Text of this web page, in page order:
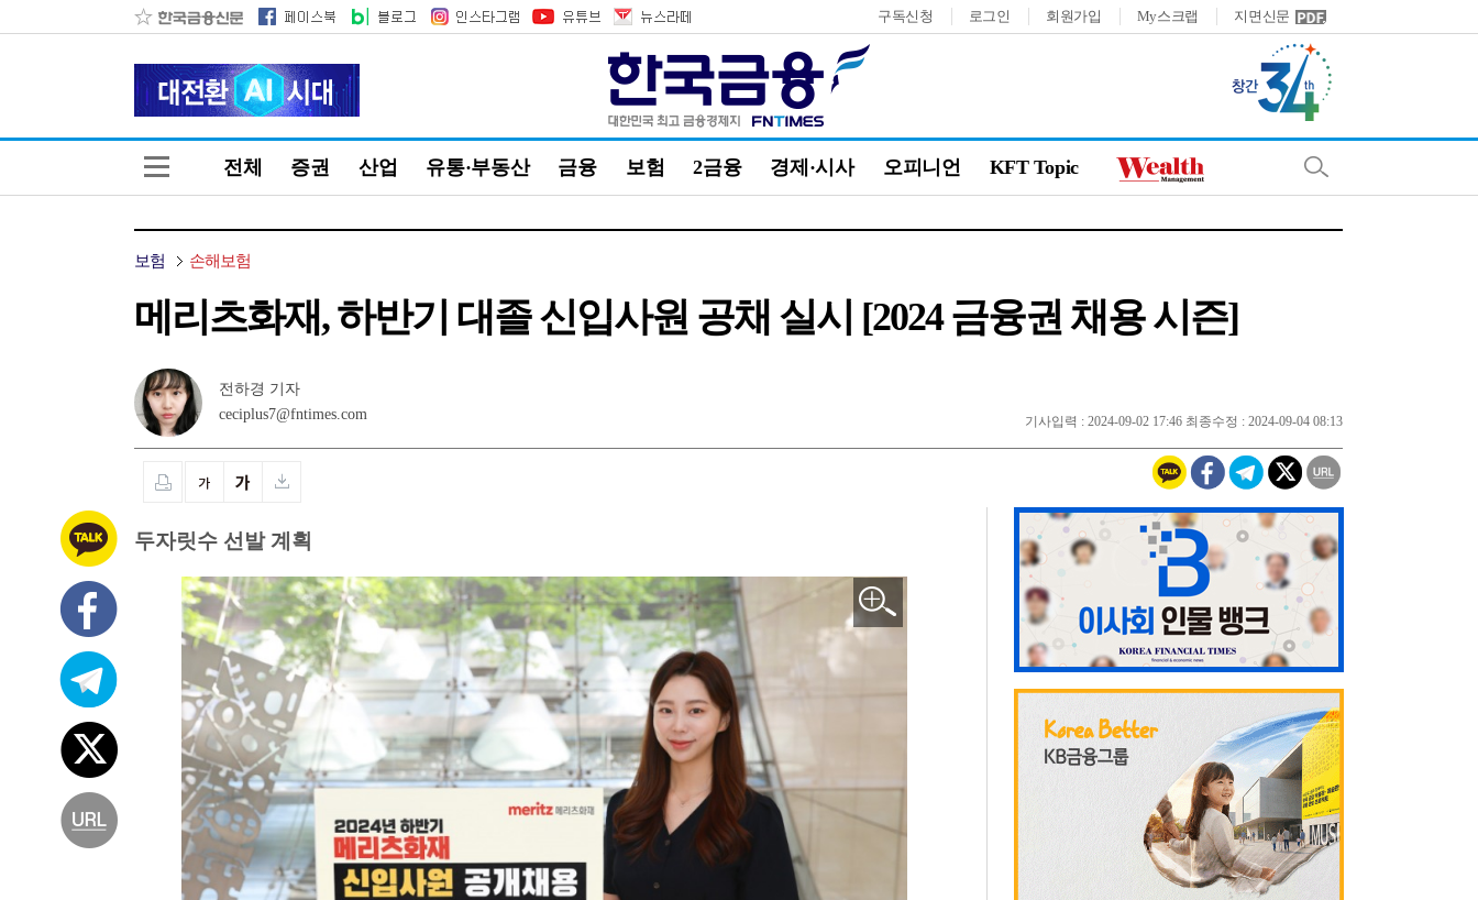
구독신청 로그인 회원가입 My스크랩 지면신문
전체 증권 산업 유통·부동산 금융 보험 2금융 경제·시사 오피니언 KFT Topic
보험 손해보험
메리츠화재, 하반기 대졸 신입사원 공채 실시 [2024 금융권 채용 시즌]
전하경 기자
ceciplus7@fntimes.com
기사입력 : 2024-09-02 17:46 최종수정 : 2024-09-04 08:13
두자릿수 선발 계획